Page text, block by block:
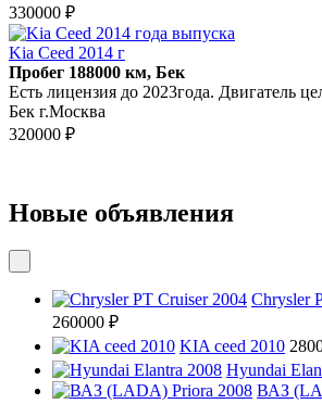
330000 ₽
Kia Ceed 2014 г
Пробег 188000 км, Бек
Есть лицензия до 2023года. Двигатель
Бек г.Москва
320000 ₽
Новые объявления
Chrysler
260000 ₽
KIA ceed 2010
Hyundai
ВАЗ